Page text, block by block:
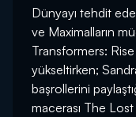
Dünyayı tehdit
ve Maximalların
Transformers:
yükseltirken;
başrollerini
macerası The Lost